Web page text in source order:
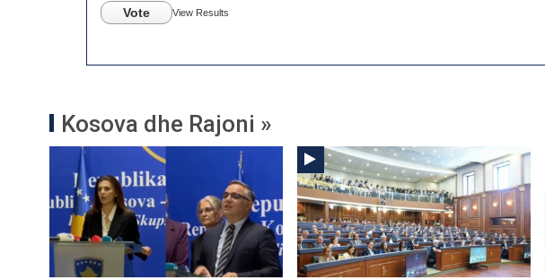
Vote View Results
Kosova dhe Rajoni »